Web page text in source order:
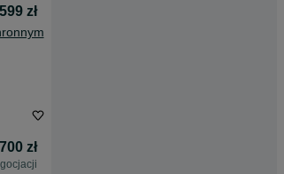
599 zł
700 zł